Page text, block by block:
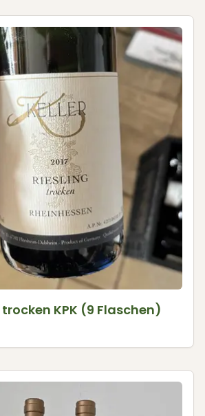
trocken KPK (9 Flaschen)